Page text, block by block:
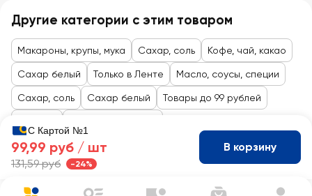
Другие категории с этим товаром
Макароны, крупы, мука Сахар, соль Кофе, чай, какао
Сахар белый Только в Ленте Масло, соусы, специи
Сахар, соль Сахар белый Товары до 99 рублей
С Картой №1
99,99 руб / шт
131,59 руб -24%
В корзину